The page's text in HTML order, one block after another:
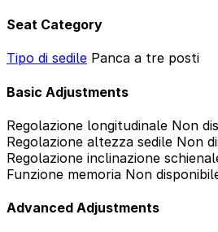
Seat Category
Tipo di sedile Panca a tre posti
Basic Adjustments
Regolazione longitudinale Non
Regolazione altezza sedile Non
Regolazione inclinazione
Funzione memoria Non
Advanced Adjustments